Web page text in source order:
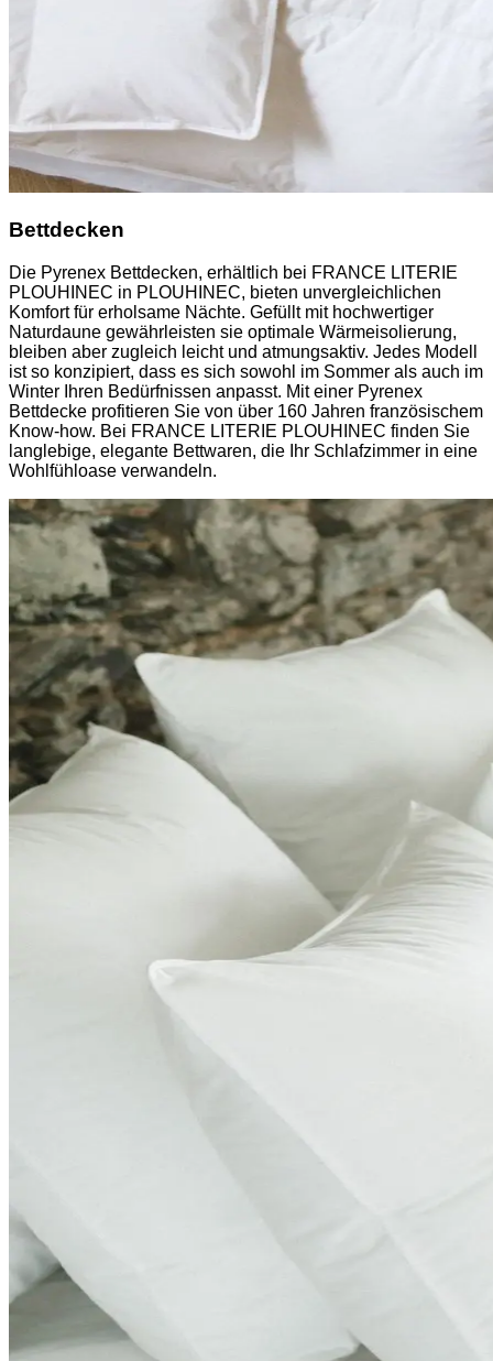
Bettdecken
Die Pyrenex Bettdecken, erhältlich bei FRANCE LITERIE
PLOUHINEC in PLOUHINEC, bieten unvergleichlichen
Komfort für erholsame Nächte. Gefüllt mit hochwertiger
Naturdaune gewährleisten sie optimale Wärmeisolierung,
bleiben aber zugleich leicht und atmungsaktiv. Jedes Modell
ist so konzipiert, dass es sich sowohl im Sommer als auch im
Winter Ihren Bedürfnissen anpasst. Mit einer Pyrenex
Bettdecke profitieren Sie von über 160 Jahren französischem
Know-how. Bei FRANCE LITERIE PLOUHINEC finden Sie
langlebige, elegante Bettwaren, die Ihr Schlafzimmer in eine
Wohlfühloase verwandeln.